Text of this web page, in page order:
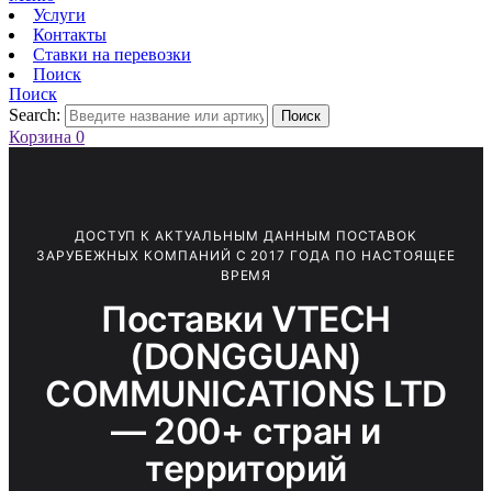
Услуги
Контакты
Ставки на перевозки
Поиск
Поиск
Search:
Поиск
Корзина 0
ДОСТУП К АКТУАЛЬНЫМ ДАННЫМ ПОСТАВОК
ЗАРУБЕЖНЫХ КОМПАНИЙ С 2017 ГОДА ПО НАСТОЯЩЕЕ
ВРЕМЯ
Поставки VTECH
(DONGGUAN)
COMMUNICATIONS LTD
— 200+ стран и
территорий